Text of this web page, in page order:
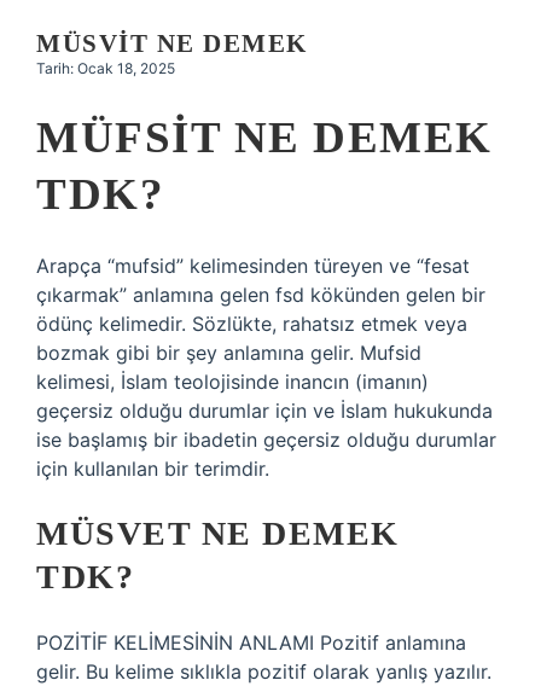
MÜSVIT NE DEMEK
Tarih: Ocak 18, 2025
MÜFSIT NE DEMEK
TDK?
Arapça “mufsid” kelimesinden türeyen ve “fesat
çıkarmak” anlamına gelen fsd kökünden gelen bir
ödünç kelimedir. Sözlükte, rahatsız etmek veya
bozmak gibi bir şey anlamına gelir. Mufsid
kelimesi, İslam teolojisinde inancın (imanın)
geçersiz olduğu durumlar için ve İslam hukukunda
ise başlamış bir ibadetin geçersiz olduğu durumlar
için kullanılan bir terimdir.
MÜSVET NE DEMEK
TDK?
POZİTİF KELİMESİNİN ANLAMI Pozitif anlamına
gelir. Bu kelime sıklıkla pozitif olarak yanlış yazılır.